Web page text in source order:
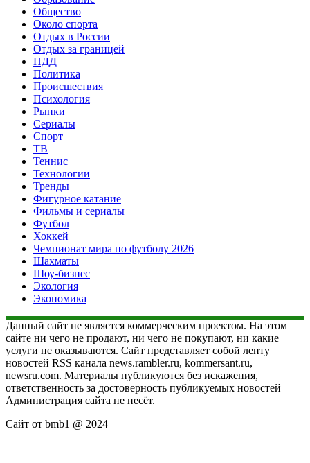
Общество
Около спорта
Отдых в России
Отдых за границей
ПДД
Политика
Происшествия
Психология
Рынки
Сериалы
Спорт
ТВ
Теннис
Технологии
Тренды
Фигурное катание
Фильмы и сериалы
Футбол
Хоккей
Чемпионат мира по футболу 2026
Шахматы
Шоу-бизнес
Экология
Экономика
Данный сайт не является коммерческим проектом. На этом
сайте ни чего не продают, ни чего не покупают, ни какие
услуги не оказываются. Сайт представляет собой ленту
новостей RSS канала news.rambler.ru, kommersant.ru,
newsru.com. Материалы публикуются без искажения,
ответственность за достоверность публикуемых новостей
Администрация сайта не несёт.
Сайт от bmb1 @ 2024